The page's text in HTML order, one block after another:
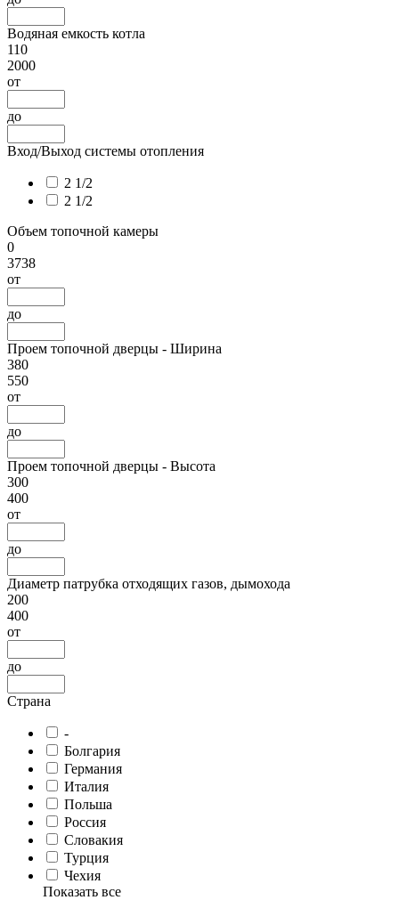
Водяная емкость котла
110
2000
от
до
Вход/Выход системы отопления
2 1/2
2 1/2
Объем топочной камеры
0
3738
от
до
Проем топочной дверцы - Ширина
380
550
от
до
Проем топочной дверцы - Высота
300
400
от
до
Диаметр патрубка отходящих газов, дымохода
200
400
от
до
Страна
-
Болгария
Германия
Италия
Польша
Россия
Словакия
Турция
Чехия
Показать все